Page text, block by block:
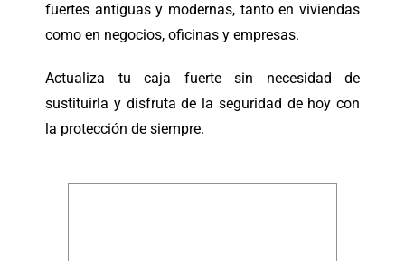
fuertes antiguas y modernas, tanto en viviendas
como en negocios, oficinas y empresas.
Actualiza tu caja fuerte sin necesidad de
sustituirla y disfruta de la seguridad de hoy con
la protección de siempre.